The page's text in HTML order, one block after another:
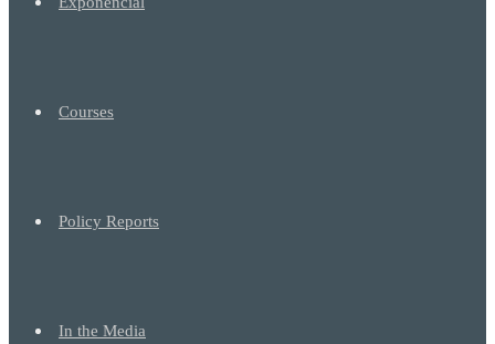
Courses
Policy Reports
In the Media